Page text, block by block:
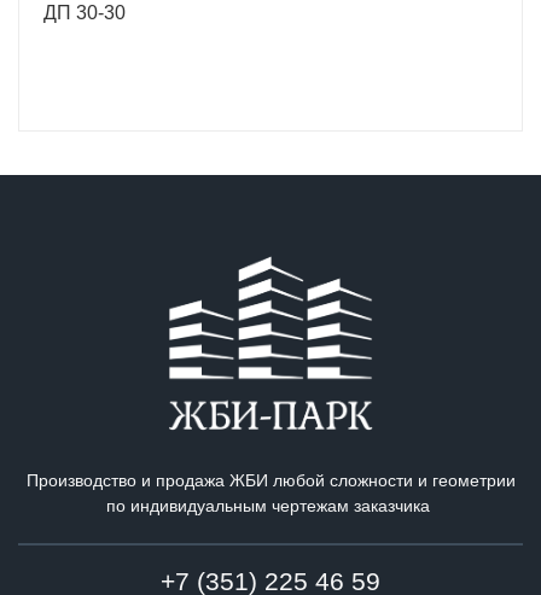
ДП 30-30
Производство и продажа ЖБИ любой сложности и геометрии
по индивидуальным чертежам заказчика
+7 (351) 225 46 59